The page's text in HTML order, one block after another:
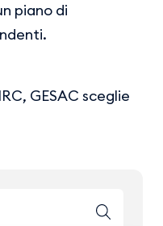
piano di
GESAC sceglie